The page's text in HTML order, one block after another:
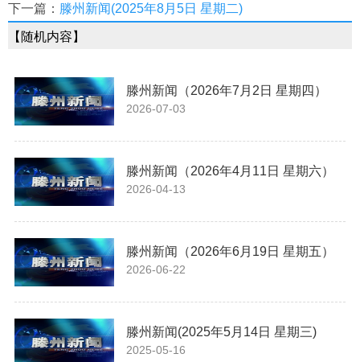
下一篇： 滕州新闻(2025年8月5日 星期二)
【随机内容】
滕州新闻（2026年7月2日 星期四）
2026-07-03
滕州新闻（2026年4月11日 星期六）
2026-04-13
滕州新闻（2026年6月19日 星期五）
2026-06-22
滕州新闻(2025年5月14日 星期三)
2025-05-16